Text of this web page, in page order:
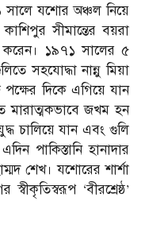
সালে যশোর অঞ্চল নিয়ে
সীমান্তের বয়রা
করেন। ১৯৭১ সালের ৫
সহযোদ্ধা নান্নু মিয়া
দিকে এগিয়ে যান
মারাত্মকভাবে জখম হন
চালিয়ে যান এবং গুলি
পাকিস্তানি হানাদার
শেখ। যশোরের শার্শা
‘বীরশ্রেষ্ঠ’